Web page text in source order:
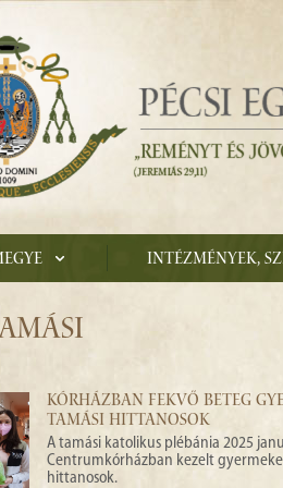
Intézmények,
KÓRHÁZBAN FEKVŐ BETEG
TAMÁSI HITTANOSOK
A tamási katolikus plébánia 2025
Centrumkórházban kezelt
hittanosok.